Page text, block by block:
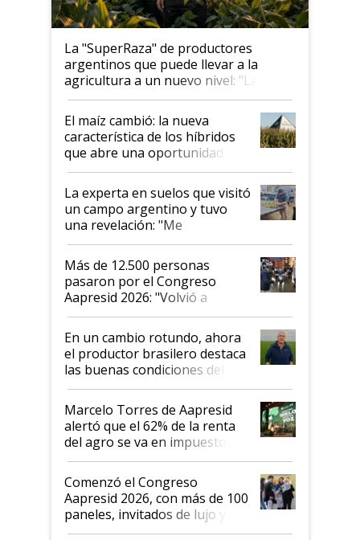
La "SuperRaza" de productores
argentinos que puede llevar a la
agricultura a un nuevo nivel: "Las
posibilidades de crecimiento son
infinitas"
El maíz cambió: la nueva
característica de los híbridos
que abre una oportunidad en
el lote
La experta en suelos que visitó
un campo argentino y tuvo
una revelación: "Me
impresionó mucho"
Más de 12.500 personas
pasaron por el Congreso
Aapresid 2026: "Volvió a
demostrar que hablar del
suelo es hablar de todo el
sistema productivo"
En un cambio rotundo, ahora
el productor brasilero destaca
las buenas condiciones del
agro argentino para invertir:
"Los veo más motivados"
Marcelo Torres de Aapresid
alertó que el 62% de la renta
del agro se va en impuestos:
"No es bueno que en
Argentina se sigan discutiendo
las mismas cosas de hace 50
años"
Comenzó el Congreso
Aapresid 2026, con más de 100
paneles, invitados de lujo y
todas las tendencias